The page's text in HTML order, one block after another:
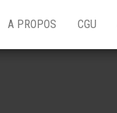
A PROPOS CGU